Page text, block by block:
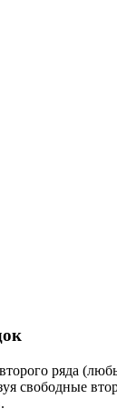
ряда
свободные